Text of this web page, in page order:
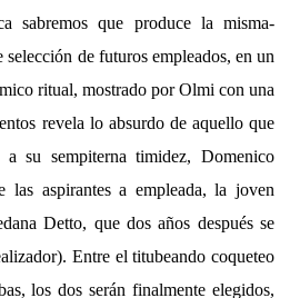
sabremos que produce la misma-
de futuros empleados, en un
ritual, mostrado por Olmi con una
revela lo absurdo de aquello que
a su sempiterna timidez, Domenico
las aspirantes a empleada, la joven
Detto, que dos años después se
Entre el titubeando coqueteo
los dos serán finalmente elegidos,